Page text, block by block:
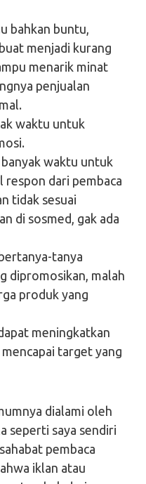
bahkan buntu,
menjadi kurang
menarik minat
penjualan
waktu untuk
waktu untuk
respon dari pembaca
tidak sesuai
di sosmed, gak ada
tanya
dipromosikan, malah
produk yang
meningkatkan
target yang
dialami oleh
seperti saya sendiri
pembaca
iklan atau